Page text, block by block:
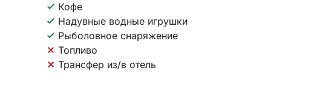
Кофе
Надувные водные игрушки
Рыболовное снаряжение
Топливо
Трансфер из/в отель